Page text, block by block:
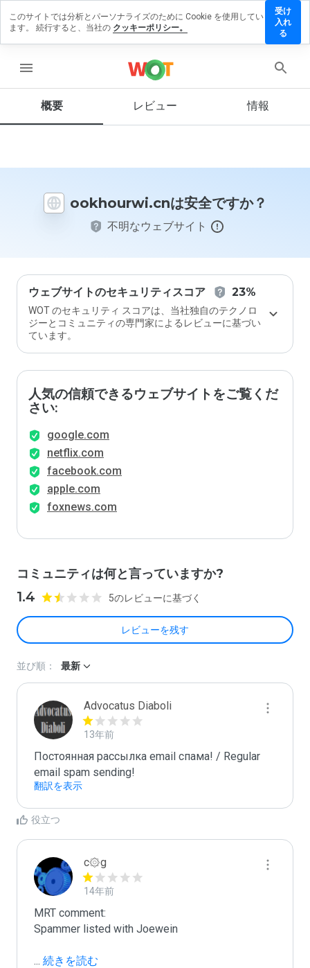
menu
概要 レビュー 情報
ookhourwi.cnは安全ですか？
不明なウェブサイト
ウェブサイトのセキュリティスコア 23%
WOT のセキュリティ スコアは、当社独自のテクノロ
ジーとコミュニティの専門家によるレビューに基づい
ています。
人気の信頼できるウェブサイトをご覧くだ
さい:
google.com
netflix.com
facebook.com
apple.com
foxnews.com
コミュニティは何と言っていますか?
1.4 5のレビューに基づく
レビューを残す
ビュー
す
この
イト
価し
ます
か？
並び順： 最新
Advocatus Diaboli
13年前
Постоянная рассылка email спама! / Regular
email spam sending!
翻訳を表示
役立つ
c۞g
14年前
MRT comment:
Spammer listed with Joewein
... 続きを読む
このサイトでは分析とパーソナライズのために Cookie を使用してい
ます。 続行すると、当社の クッキーポリシー。
受け
入れ
る